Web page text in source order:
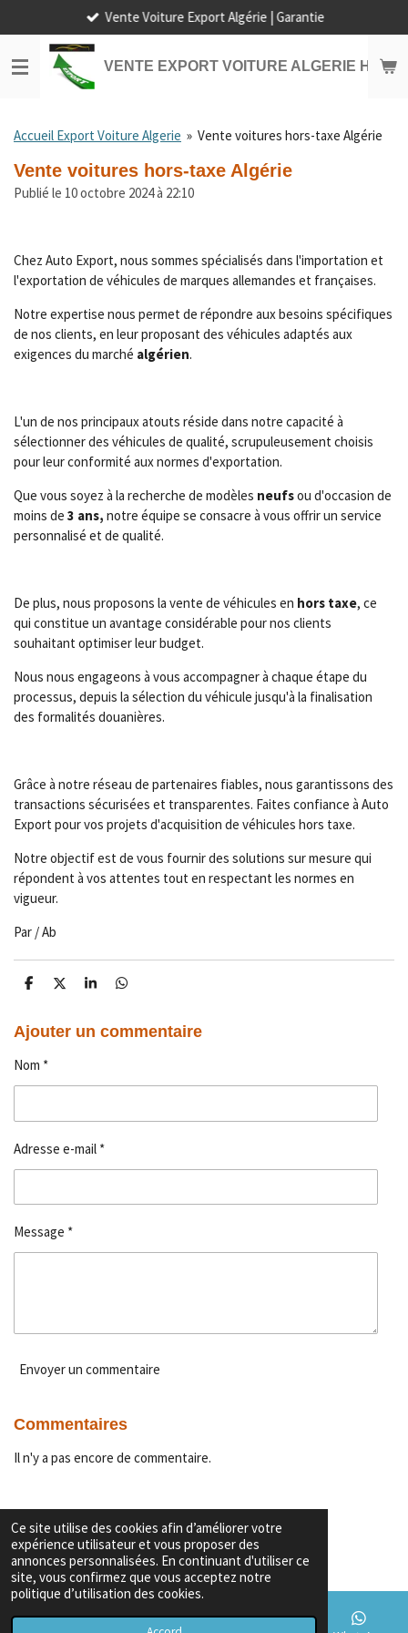
Ce site utilise des cookies afin d’améliorer votre
expérience utilisateur et vous proposer des
annonces personnalisées. En continuant d'utiliser ce
site, vous confirmez que vous acceptez notre
politique d’utilisation des cookies.
au
contenu
principal
VENTE EXPORT VOITURE ALGERIE HORS
Vente Voiture Export Algérie | Garantie
Accueil Export Voiture Algerie » Vente voitures hors-taxe Algérie
Vente voitures hors-taxe Algérie
Publié le 10 octobre 2024 à 22:10
Chez Auto Export, nous sommes spécialisés dans l'importation et
l'exportation de véhicules de marques allemandes et françaises.
Notre expertise nous permet de répondre aux besoins spécifiques
de nos clients, en leur proposant des véhicules adaptés aux
exigences du marché algérien.
L'un de nos principaux atouts réside dans notre capacité à
sélectionner des véhicules de qualité, scrupuleusement choisis
pour leur conformité aux normes d'exportation.
Que vous soyez à la recherche de modèles neufsou d'occasion de
moins de 3 ans, notre équipe se consacre à vous offrir un service
personnalisé et de qualité.
De plus, nous proposons la vente de véhicules en hors taxe, ce
qui constitue un avantage considérable pour nos clients
souhaitant optimiser leur budget.
Nous nous engageons à vous accompagner à chaque étape du
processus, depuis la sélection du véhicule jusqu'à la finalisation
des formalités douanières.
Grâce à notre réseau de partenaires fiables, nous garantissons des
transactions sécurisées et transparentes. Faites confiance à Auto
Export pour vos projets d'acquisition de véhicules hors taxe.
Notre objectif est de vous fournir des solutions sur mesure qui
répondent à vos attentes tout en respectant les normes en
vigueur.
Par / Ab
P
t
a
e
r
P
t
r
P
t
r
P
t
r
Ajouter un commentaire
Nom *
Adresse e-mail *
Message *
Envoyer un commentaire
Commentaires
Il n'y a pas encore de commentaire.
Garanties & Conditions
Copyright© 2026 Export voiture algerie